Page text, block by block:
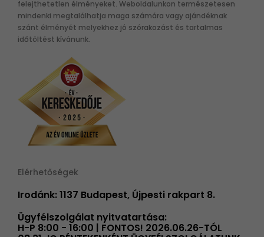
felejthetetlen élményeket. Weboldalunkon természetesen
mindenki megtalálhatja maga számára vagy ajándéknak
szánt élményét melyekhez jó szórakozást és tartalmas
időtöltést kívánunk.
Elérhetőségek
Irodánk: 1137 Budapest, Újpesti rakpart 8.
Ügyfélszolgálat nyitvatartása:
H-P 8:00 - 16:00 | FONTOS! 2026.06.26-TÓL